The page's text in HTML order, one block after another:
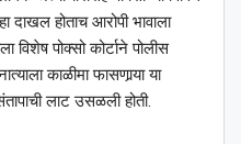
होताच आरोपी भावाला
पोक्सो कोर्टाने पोलीस
काळीमा फासणार्‍या या
लाट उसळली होती.